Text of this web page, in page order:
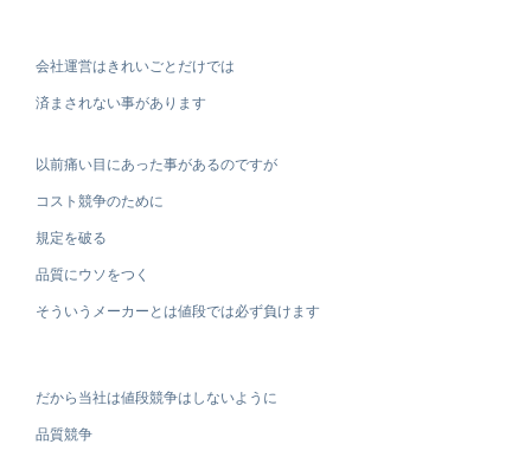
会社運営はきれいごとだけでは
済まされない事があります
以前痛い目にあった事があるのですが
コスト競争のために
規定を破る
品質にウソをつく
そういうメーカーとは値段では必ず負けます
だから当社は値段競争はしないように
品質競争